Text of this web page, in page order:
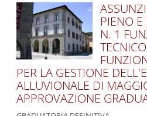
PIENO
N. 1
PER LA GESTIONE
ALLUVIONALE DI
APPROVAZIONE